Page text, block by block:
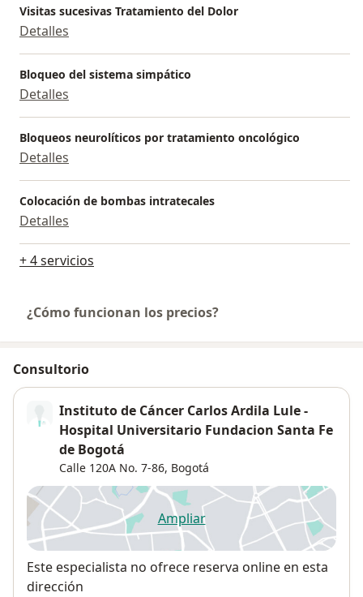
Visitas sucesivas Tratamiento del Dolor
Detalles
Bloqueo del sistema simpático
Detalles
Bloqueos neurolíticos por tratamiento oncológico
Detalles
Colocación de bombas intratecales
Detalles
+ 4 servicios
¿Cómo funcionan los precios?
Consultorio
Instituto de Cáncer Carlos Ardila Lule -
Hospital Universitario Fundacion Santa Fe
de Bogotá
Calle 120A No. 7-86, Bogotá
Ampliarse abre en una nueva
Disponibilidad
Este especialista no ofrece reserva online en esta
dirección